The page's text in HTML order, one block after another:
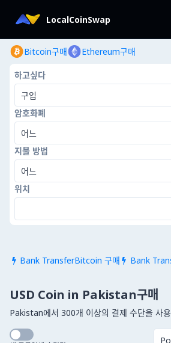
LocalCoinSwap
Bitcoin구매 Ethereum구매
하고싶다
구입
암호화폐
어느
지불 방법
어느
위치
 Bank TransferBitcoin 구매  Bank
USD Coin in Pakistan구매
Pakistan에서 300개 이상의 결제 수단을 사